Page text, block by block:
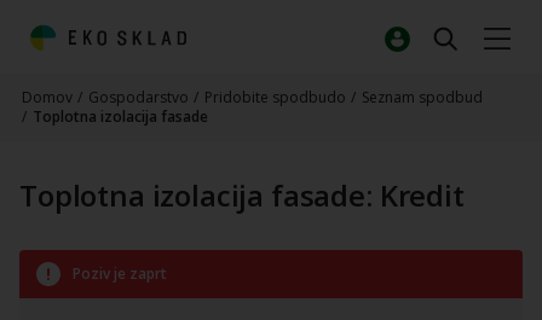
Domov / Gospodarstvo / Pridobite spodbudo / Seznam spodbud
/ Toplotna izolacija fasade
Toplotna izolacija fasade: Kredit
Poziv je zaprt